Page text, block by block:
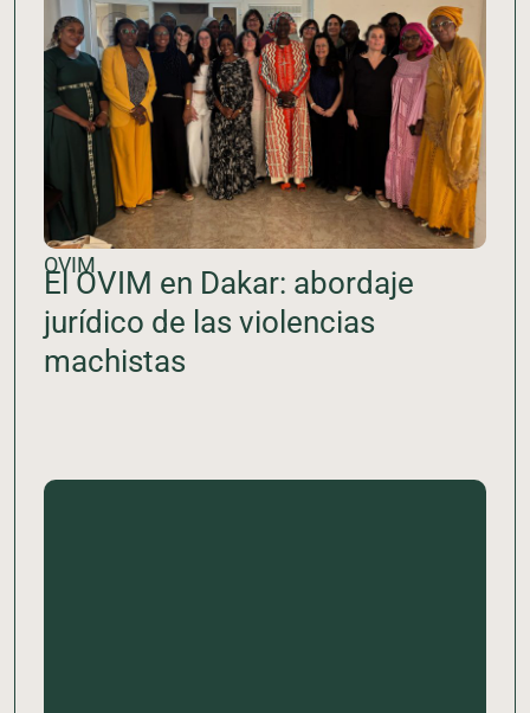
OVIM
El OVIM en Dakar: abordaje
jurídico de las violencias
machistas